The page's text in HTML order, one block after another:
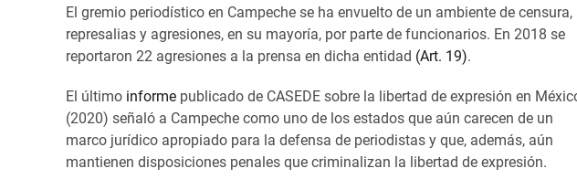
El gremio periodístico en Campeche se ha envuelto de un ambiente de censura,
represalias y agresiones, en su mayoría, por parte de funcionarios. En 2018 se
reportaron 22 agresiones a la prensa en dicha entidad (Art. 19).
El último informe publicado de CASEDE sobre la libertad de expresión en
(2020) señaló a Campeche como uno de los estados que aún carecen de un
marco jurídico apropiado para la defensa de periodistas y que, además, aún
mantienen disposiciones penales que criminalizan la libertad de expresión.